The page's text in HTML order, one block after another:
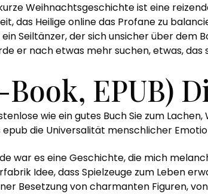
Weihnachtsgeschichte ist eine
das Heilige online das Profane zu
ein Seiltänzer, der sich unsicher über dem
er nach etwas mehr suchen, etwas, das
Book, EPUB)
wie ein gutes Buch Sie zum
epub die Universalität menschlicher
war es eine Geschichte, die mich
Idee, dass Spielzeuge zum Leben
Besetzung von charmanten Figuren,